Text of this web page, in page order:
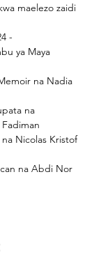
maelezo zaidi
-
ya Maya
na Nadia
na
Nicolas Kristof
na Abdi Nor